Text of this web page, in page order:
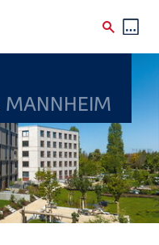
MANNHEIM